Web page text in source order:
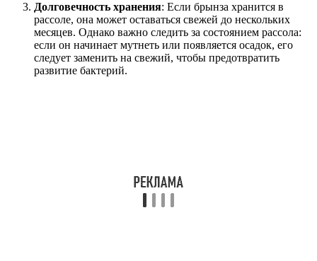
Долговечность хранения: Если брынза хранится в
рассоле, она может оставаться свежей до нескольких
месяцев. Однако важно следить за состоянием рассола:
если он начинает мутнеть или появляется осадок, его
следует заменить на свежий, чтобы предотвратить
развитие бактерий.